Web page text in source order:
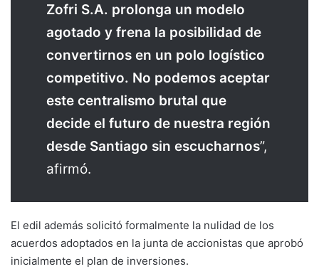
Zofri S.A. prolonga un modelo
agotado y frena la posibilidad de
convertirnos en un polo logístico
competitivo. No podemos aceptar
este centralismo brutal que
decide el futuro de nuestra región
desde Santiago sin escucharnos”,
afirmó.
El edil además solicitó formalmente la nulidad de los
acuerdos adoptados en la junta de accionistas que aprobó
inicialmente el plan de inversiones.